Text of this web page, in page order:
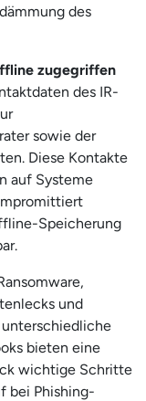
des
zugegriffen
des IR-
sowie der
Diese Kontakte
auf Systeme
Speicherung
und
bieten eine
wichtige Schritte
bei Phishing-